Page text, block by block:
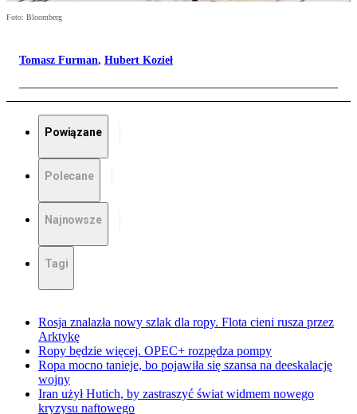
Foto: Bloomberg
Tomasz Furman, Hubert Kozieł
Powiązane
Polecane
Najnowsze
Tagi
Rosja znalazła nowy szlak dla ropy. Flota cieni rusza przez
Arktykę
Ropy będzie więcej. OPEC+ rozpędza pompy
Ropa mocno tanieje, bo pojawiła się szansa na deeskalację
wojny
Iran użył Hutich, by zastraszyć świat widmem nowego
kryzysu naftowego